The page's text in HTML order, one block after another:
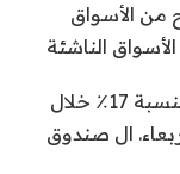
من الأسواق
iShares MSCI الأسواق الناشئة
، الذي يتتبع المجموعة، ارتفع بنسبة 17٪ خلال
ال صندوق